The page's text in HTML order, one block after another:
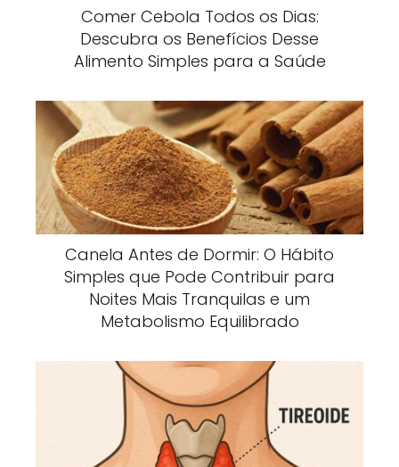
Comer Cebola Todos os Dias:
Descubra os Benefícios Desse
Alimento Simples para a Saúde
Canela Antes de Dormir: O Hábito
Simples que Pode Contribuir para
Noites Mais Tranquilas e um
Metabolismo Equilibrado